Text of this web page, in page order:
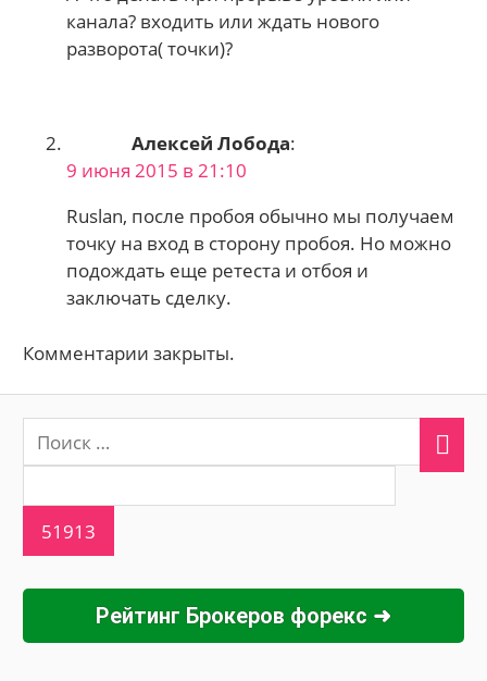
канала? входить или ждать нового
разворота( точки)?
Алексей Лобода:
9 июня 2015 в 21:10
Ruslan, после пробоя обычно мы получаем
точку на вход в сторону пробоя. Но можно
подождать еще ретеста и отбоя и
заключать сделку.
Комментарии закрыты.
Рейтинг Брокеров форекс ➜